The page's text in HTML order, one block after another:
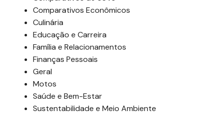
Comparativos Econômicos
Culinária
Educação e Carreira
Família e Relacionamentos
Finanças Pessoais
Geral
Motos
Saúde e Bem-Estar
Sustentabilidade e Meio Ambiente